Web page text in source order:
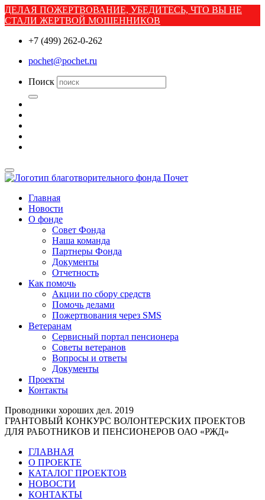
ДЕЛАЯ ПОЖЕРТВОВАНИЕ, УБЕДИТЕСЬ, ЧТО ВЫ НЕ
СТАЛИ ЖЕРТВОЙ МОШЕННИКОВ
+7 (499) 262-0-262
pochet@pochet.ru
Поиск
Главная
Новости
О фонде
Совет Фонда
Наша команда
Партнеры Фонда
Документы
Отчетность
Как помочь
Акции по сбору средств
Помочь делами
Пожертвования через SMS
Ветеранам
Сервисный портал пенсионера
Советы ветеранов
Вопросы и ответы
Документы
Проекты
Контакты
Проводники хороших дел. 2019
ГРАНТОВЫЙ КОНКУРС ВОЛОНТЕРСКИХ ПРОЕКТОВ
ДЛЯ РАБОТНИКОВ И ПЕНСИОНЕРОВ ОАО «РЖД»
ГЛАВНАЯ
О ПРОЕКТЕ
КАТАЛОГ ПРОЕКТОВ
НОВОСТИ
КОНТАКТЫ